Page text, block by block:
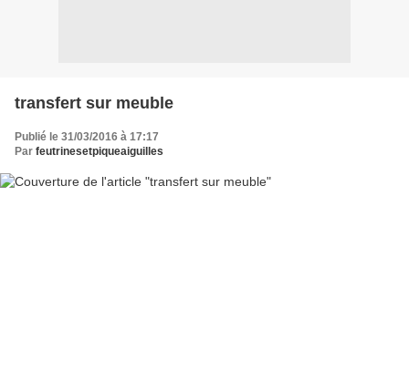
transfert sur meuble
Publié le 31/03/2016 à 17:17
Par feutrinesetpiqueaiguilles